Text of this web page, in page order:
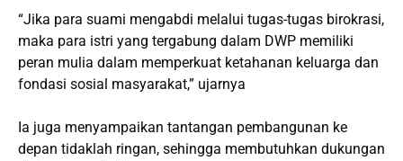
“Jika para suami mengabdi melalui tugas-tugas birokrasi,
maka para istri yang tergabung dalam DWP memiliki
peran mulia dalam memperkuat ketahanan keluarga dan
fondasi sosial masyarakat,” ujarnya
Ia juga menyampaikan tantangan pembangunan ke
depan tidaklah ringan, sehingga membutuhkan dukungan